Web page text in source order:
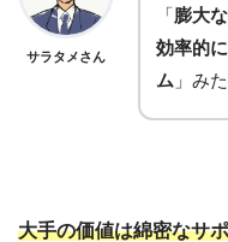
サラタメさん
「膨大
効率的
ム 」み
大手の価値は綿密なサ